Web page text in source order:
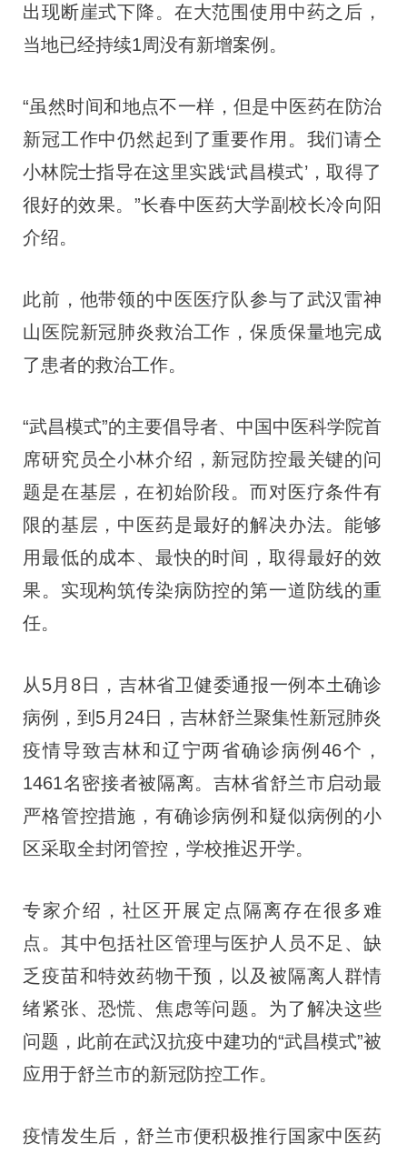
出现断崖式下降。在大范围使用中药之后，
当地已经持续1周没有新增案例。
“虽然时间和地点不一样，但是中医药在防治
新冠工作中仍然起到了重要作用。我们请仝
小林院士指导在这里实践‘武昌模式’，取得了
很好的效果。”长春中医药大学副校长冷向阳
介绍。
此前，他带领的中医医疗队参与了武汉雷神
山医院新冠肺炎救治工作，保质保量地完成
了患者的救治工作。
“武昌模式”的主要倡导者、中国中医科学院首
席研究员仝小林介绍，新冠防控最关键的问
题是在基层，在初始阶段。而对医疗条件有
限的基层，中医药是最好的解决办法。能够
用最低的成本、最快的时间，取得最好的效
果。实现构筑传染病防控的第一道防线的重
任。
从5月8日，吉林省卫健委通报一例本土确诊
病例，到5月24日，吉林舒兰聚集性新冠肺炎
疫情导致吉林和辽宁两省确诊病例46个，
1461名密接者被隔离。吉林省舒兰市启动最
严格管控措施，有确诊病例和疑似病例的小
区采取全封闭管控，学校推迟开学。
专家介绍，社区开展定点隔离存在很多难
点。其中包括社区管理与医护人员不足、缺
乏疫苗和特效药物干预，以及被隔离人群情
绪紧张、恐慌、焦虑等问题。为了解决这些
问题，此前在武汉抗疫中建功的“武昌模式”被
应用于舒兰市的新冠防控工作。
疫情发生后，舒兰市便积极推行国家中医药